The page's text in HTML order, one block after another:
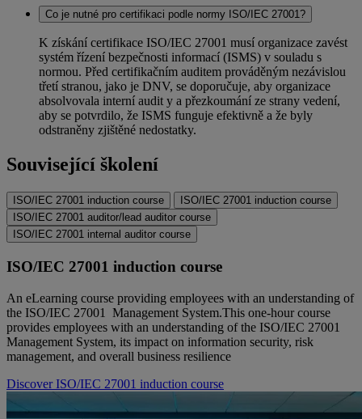
Co je nutné pro certifikaci podle normy ISO/IEC 27001?
K získání certifikace ISO/IEC 27001 musí organizace zavést
systém řízení bezpečnosti informací (ISMS) v souladu s
normou. Před certifikačním auditem prováděným nezávislou
třetí stranou, jako je DNV, se doporučuje, aby organizace
absolvovala interní audit y a přezkoumání ze strany vedení,
aby se potvrdilo, že ISMS funguje efektivně a že byly
odstraněny zjištěné nedostatky.
Související školení
ISO/IEC 27001 induction course
ISO/IEC 27001 induction course
ISO/IEC 27001 auditor/lead auditor course
ISO/IEC 27001 internal auditor course
ISO/IEC 27001 induction course
An eLearning course providing employees with an understanding of
the ISO/IEC 27001 Management System.This one-hour course
provides employees with an understanding of the ISO/IEC 27001
Management System, its impact on information security, risk
management, and overall business resilience
Discover ISO/IEC 27001 induction course